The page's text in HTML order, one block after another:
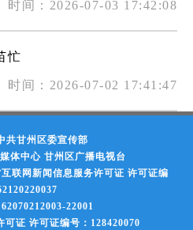
时间：2026-07-03 17:42:08
忙
时间：2026-07-02 17:41:47
共甘州区委宣传部
体中心 甘州区广播电视台
联网新闻信息服务许可证 许可证编
22001
可证 许可证编号：128420070